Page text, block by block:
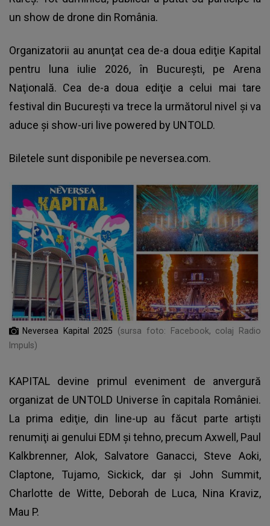
un show de drone din România.
Organizatorii au anunţat cea de-a doua ediţie Kapital
pentru luna iulie 2026, în Bucureşti, pe Arena
Naţională. Cea de-a doua ediţie a celui mai tare
festival din Bucureşti va trece la următorul nivel şi va
aduce şi show-uri live powered by UNTOLD.
Biletele sunt disponibile pe neversea.com.
Neversea Kapital 2025
(sursa foto: Facebook, colaj Radio
Impuls)
KAPITAL devine primul eveniment de anvergură
organizat de UNTOLD Universe în capitala României.
La prima ediţie, din line-up au făcut parte artişti
renumiţi ai genului EDM şi tehno, precum Axwell, Paul
Kalkbrenner, Alok, Salvatore Ganacci, Steve Aoki,
Claptone, Tujamo, Sickick, dar şi John Summit,
Charlotte de Witte, Deborah de Luca, Nina Kraviz,
Mau P.